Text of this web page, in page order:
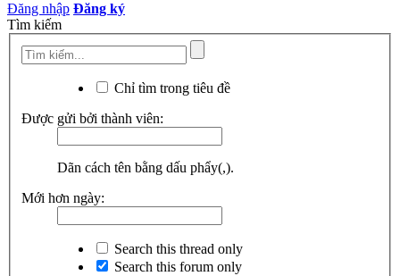
Đăng nhập Đăng ký
Tìm kiếm
Chỉ tìm trong tiêu đề
Được gửi bởi thành viên:
Dãn cách tên bằng dấu phẩy(,).
Mới hơn ngày:
Search this thread only
Search this forum only